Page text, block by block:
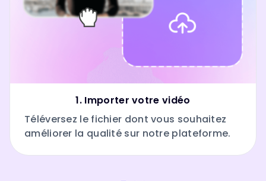
1. Importer votre vidéo
Téléversez le fichier dont vous souhaitez
améliorer la qualité sur notre plateforme.